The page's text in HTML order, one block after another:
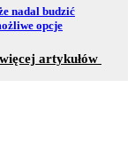
nadal budzić
opcje
artykułów